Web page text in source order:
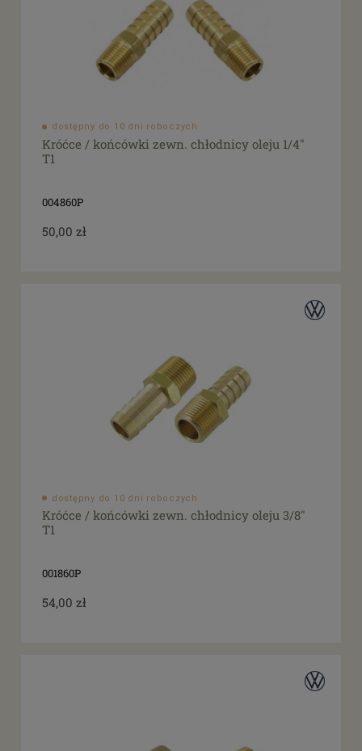
dostępny do 10 dni roboczych
Króćce / końcówki zewn. chłodnicy oleju 1/4"
T1
004860P
50,00 zł
dostępny do 10 dni roboczych
Króćce / końcówki zewn. chłodnicy oleju 3/8"
T1
001860P
54,00 zł